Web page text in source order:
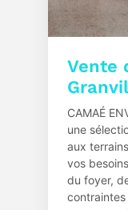
Vente
CAMAÉ
une
aux
vos
du foyer,